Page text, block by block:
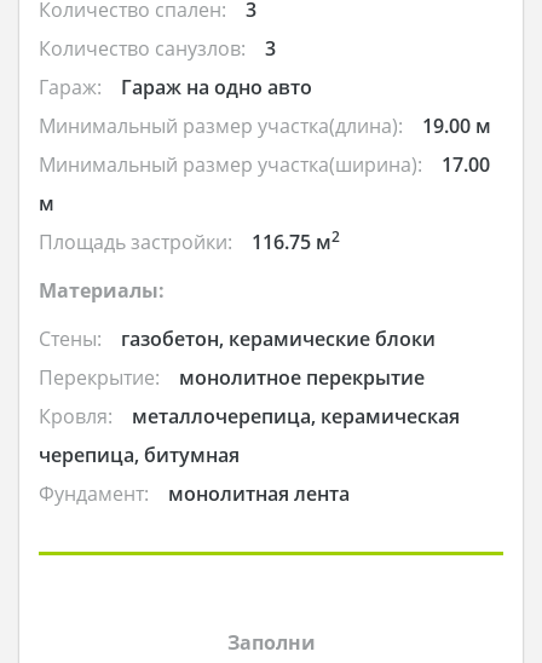
Количество спален:
3
Количество санузлов:
3
Гараж:
Гараж на одно авто
Минимальный размер участка(длина):
19.00 м
Минимальный размер участка(ширина):
17.00
м
Площадь застройки:
116.75 м2
Материалы:
Стены:
газобетон, керамические блоки
Перекрытие:
монолитное перекрытие
Кровля:
металлочерепица, керамическая
черепица, битумная
Фундамент:
монолитная лента
Заполни